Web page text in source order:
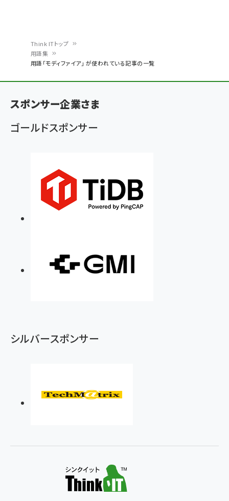
ン
く
ず
Think ITトップ
用語集
用語「モディファイア」 が使われている記事の一覧
スポンサー企業さま
ゴールドスポンサー
シルバースポンサー